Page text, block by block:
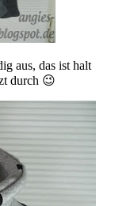
aus, das ist halt
durch 😉